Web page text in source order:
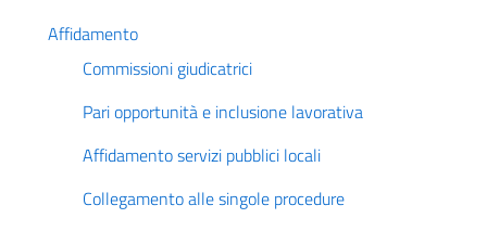
Affidamento
Commissioni giudicatrici
Pari opportunità e inclusione lavorativa
Affidamento servizi pubblici locali
Collegamento alle singole procedure